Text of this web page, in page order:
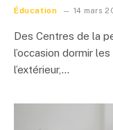
Éducation 14 mars
Des Centres de la
l’occasion dormir
l’extérieur,…